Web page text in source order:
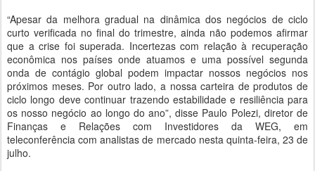
“Apesar da melhora gradual na dinâmica dos negócios de ciclo
curto verificada no final do trimestre, ainda não podemos afirmar
que a crise foi superada. Incertezas com relação à recuperação
econômica nos países onde atuamos e uma possível segunda
onda de contágio global podem impactar nossos negócios nos
próximos meses. Por outro lado, a nossa carteira de produtos de
ciclo longo deve continuar trazendo estabilidade e resiliência para
os nosso negócio ao longo do ano”, disse Paulo Polezi, diretor de
Finanças e Relações com Investidores da WEG, em
teleconferência com analistas de mercado nesta quinta-feira, 23 de
julho.